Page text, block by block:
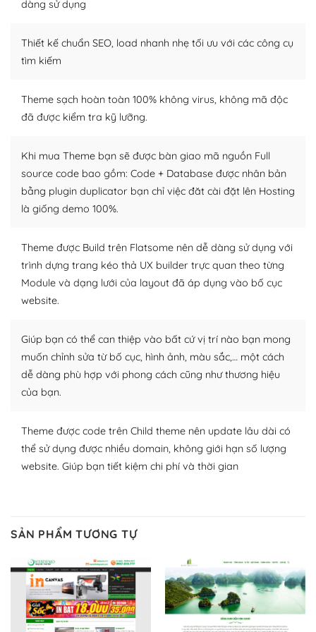
– Sở hữu một cộng đồng lớn, sẵn sàng hỗ trợ
người cuồng tín WordPress.
kiếm những cộng đồng WordPress, họ sẽ giúp bạn trả
lời, giải đáp vấn đề của bạn.
Cộng đồng sử dụng WordPress sẵn sàng hỗ trợ bạn
Plugin mở rộng là thành phần cài đặt thêm vào
WordPress để tăng thêm các tính năng cần thiết. Có
nhiều plugin trả phí hoặc miễn phí.
plugin của WordPress rất phong phú. Bạn có thể thỏa
thích chọn lựa plugin và themes phù hợp cho mục đích
lập website của mình.
WordPress đa dạng plugin và themes
– Dễ sử dụng
Với mọi Hosting bất kỳ thì WordPress đều có thể dễ
Và bạn có toàn quyền tự do khi quyết định nơi lưu trữ
trang web WordPress của bạn.
Dễ dàng lựa chọn Hosting cho website WordPress
– Bảo mật cực tốt
Vì WordPress hiện là nền tảng xây dựng trang web và
dàng sử dụng
Thiết kế chuẩn SEO, load nhanh nhẹ tối ưu với các công cụ
tìm kiếm
Theme sạch hoàn toàn 100% không virus, không mã độc
đã được kiểm tra kỹ lưỡng.
Khi mua Theme bạn sẽ được bàn giao mã nguồn Full
source code bao gồm: Code + Database được nhân bản
bằng plugin duplicator bạn chỉ việc đăt cài đặt lên Hosting
là giống demo 100%.
Theme được Build trên Flatsome nên dễ dàng sử dụng với
trình dựng trang kéo thả UX builder trực quan theo từng
Module và dạng lưới của layout đã áp dụng vào bố cục
website.
Giúp bạn có thể can thiệp vào bất cứ vị trí nào bạn mong
muốn chỉnh sửa từ bố cục, hình ảnh, màu sắc,… một cách
dễ dàng phù hợp với phong cách cũng như thương hiệu
của bạn.
Theme được code trên Child theme nên update lâu dài có
thể sử dụng được nhiều domain, không giới hạn số lượng
website. Giúp bạn tiết kiệm chi phí và thời gian
SẢN PHẨM TƯƠNG TỰ